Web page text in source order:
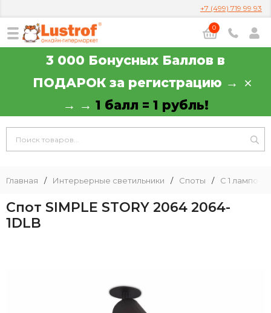
+7 (499) 719 99 93
0
3 000 Бонусных Баллов в
ПОДАРОК за регистрацию →
→ → 1 балл = 1 рубль!
Главная / Интерьерные светильники / Споты / С 1 лампой
Спот SIMPLE STORY 2064 2064-
1DLB